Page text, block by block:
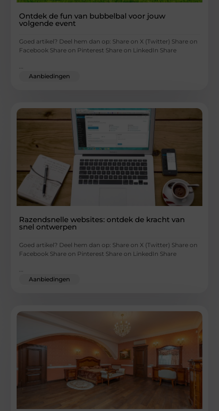
Ontdek de fun van bubbelbal voor jouw
volgende event
Goed artikel? Deel hem dan op: Share on X (Twitter) Share on
Facebook Share on Pinterest Share on LinkedIn Share
Aanbiedingen
Razendsnelle websites: ontdek de kracht van
snel ontwerpen
Goed artikel? Deel hem dan op: Share on X (Twitter) Share on
Facebook Share on Pinterest Share on LinkedIn Share
...
Aanbiedingen